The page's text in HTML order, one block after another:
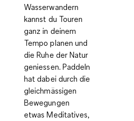
Wasserwandern
kannst du Touren
ganz in deinem
Tempo planen und
die Ruhe der Natur
geniessen. Paddeln
hat dabei durch die
gleichmässigen
Bewegungen
etwas Meditatives,